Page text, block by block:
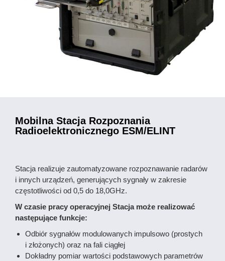
Mobilna Stacja Rozpoznania
Radioelektronicznego ESM/ELINT
Stacja realizuje zautomatyzowane rozpoznawanie radarów
i innych urządzeń, generujących sygnały w zakresie
częstotliwości od 0,5 do 18,0GHz.
W czasie pracy operacyjnej Stacja może realizować
następujące funkcje:
Odbiór sygnałów modulowanych impulsowo (prostych
i złożonych) oraz na fali ciągłej
Dokładny pomiar wartości podstawowych parametrów